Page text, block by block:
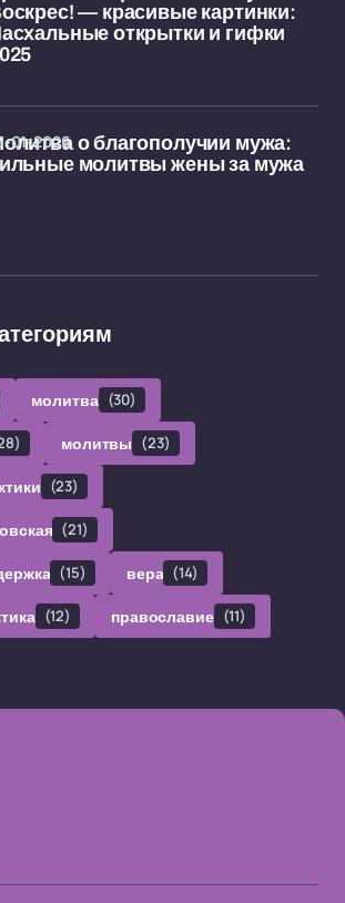
— красивые картинки:
открытки и гифки
о благополучии мужа:
молитвы жены за мужа
01-2026
молитва (30)
молитвы (23)
(23)
(21)
(15) вера (14)
(12) православие (11)